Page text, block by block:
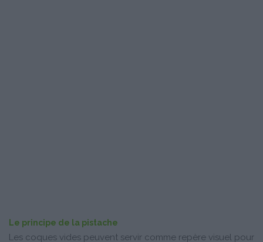
Le principe de la pistache
Les coques vides peuvent servir comme repère visuel pour